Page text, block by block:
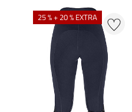
25 % + 20 % EXTRA